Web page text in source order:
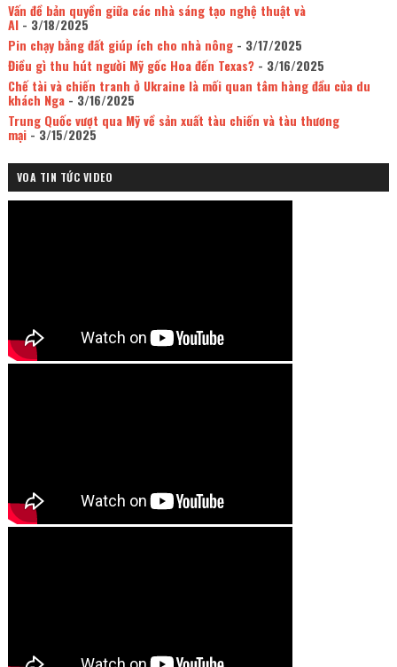
Vấn đề bản quyền giữa các nhà sáng tạo nghệ thuật và
AI- 3/18/2025
Pin chạy bằng đất giúp ích cho nhà nông- 3/17/2025
Điều gì thu hút người Mỹ gốc Hoa đến Texas?- 3/16/2025
Chế tài và chiến tranh ở Ukraine là mối quan tâm hàng đầu của du
khách Nga- 3/16/2025
Trung Quốc vượt qua Mỹ về sản xuất tàu chiến và tàu thương
mại- 3/15/2025
VOA TIN TỨC VIDEO